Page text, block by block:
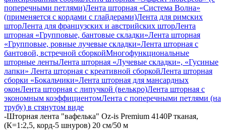
поперечными петлями)Лента шторная «Система Волна»
(применяется с кордами с глайдерами)Лента для римских
шторЛента для французских и австрийских шторЛента
шторная «Групповые, бантовые складки»Лента шторная
«Групповые, ровные лучевые складки»Лента шторная с
бантовой, встречной сборкойМногофункциональные
шторные лентыЛента шторная «Лучевые складки», «Гусиные
лапки» Лента шторная с креативной сборкойЛента шторная
сборки «Бокальчики»Лента шторная для мансардных
оконЛента шторная с липучкой (велькро)Лента шторная с
экономным коэффициентомЛента с поперечными петлями (на
трубу) в стянутом виде
-Шторная лента "вафелька" Oz-is Premium 4140P тканая,
(К=1:2,5, корд-5 шнуров) 20 см/50 м